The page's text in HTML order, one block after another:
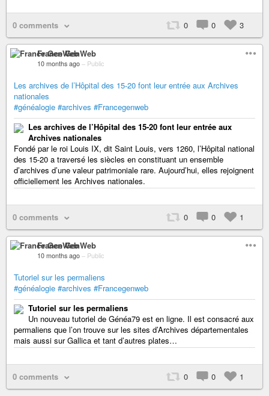
0 comments 0 0 3
France GenWeb
10 months ago – Public
Les archives de l’Hôpital des 15-20 font leur entrée aux Archives
nationales
#généalogie #archives #Francegenweb
Les archives de l’Hôpital des 15-20 font leur entrée aux
Archives nationales
Fondé par le roi Louis IX, dit Saint Louis, vers 1260, l’Hôpital national
des 15-20 a traversé les siècles en constituant un ensemble
d’archives d’une valeur patrimoniale rare. Aujourd’hui, elles rejoignent
officiellement les Archives nationales.
0 comments 0 0 1
France GenWeb
10 months ago – Public
Tutoriel sur les permaliens
#généalogie #archives #Francegenweb
Tutoriel sur les permaliens
Un nouveau tutoriel de Généa79 est en ligne. Il est consacré aux
permaliens que l’on trouve sur les sites d’Archives départementales
mais aussi sur Gallica et tant d’autres plates…
0 comments 0 0 1